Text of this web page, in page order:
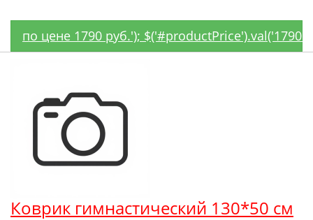
по цене 1790 руб.');
Коврик гимнастический 130*50 см